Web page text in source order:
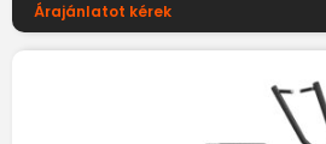
Árajánlatot kérek